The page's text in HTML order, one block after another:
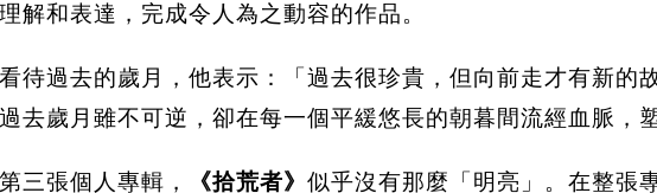
解和表達，完成令人為之動容的作品。
待過去的歲月，他表示：「過去很珍貴，但向前走才有新的
去歲月雖不可逆，卻在每一個平緩悠長的朝暮間流經血脈，
第三張個人專輯， 《拾荒者》 似乎沒有那麼「明亮」。在整張